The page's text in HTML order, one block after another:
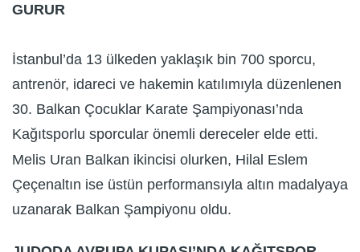
GURUR
İstanbul’da 13 ülkeden yaklaşık bin 700 sporcu,
antrenör, idareci ve hakemin katılımıyla düzenlenen
30. Balkan Çocuklar Karate Şampiyonası’nda
Kağıtsporlu sporcular önemli dereceler elde etti.
Melis Uran Balkan ikincisi olurken, Hilal Eslem
Çeçenaltın ise üstün performansıyla altın madalyaya
uzanarak Balkan Şampiyonu oldu.